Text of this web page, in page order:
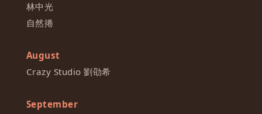
林中光
自然捲
August
Crazy Studio 劉劭希
September